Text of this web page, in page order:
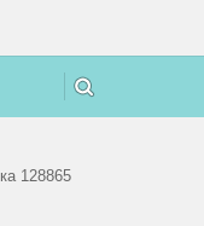
128865